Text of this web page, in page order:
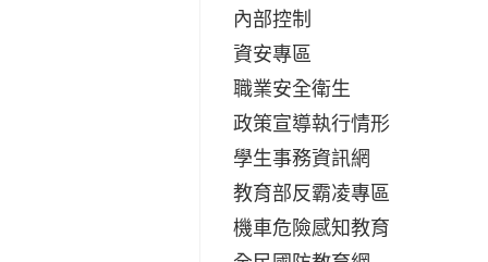
內部控制
資安專區
職業安全衛生
政策宣導執行情形
學生事務資訊網
教育部反霸凌專區
機車危險感知教育